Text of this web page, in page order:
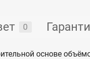
0
основе